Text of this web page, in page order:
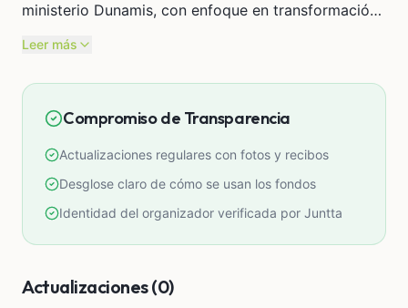
ministerio Dunamis, con enfoque en transformación
formando líderes para el cumplimiento de su
la sociedad, la iglesia y las naciones.
Me alegra mucho de que puedas ser parte de estos
pasos de fe que estoy dando en prepararme para
dar gloria y servicio a Dios en los lugares a donde El
multiplique lo que estas sembrando en gran manera.
Leer más
Compromiso de Transparencia
Actualizaciones regulares con fotos y recibos
Desglose claro de cómo se usan los fondos
Identidad del organizador verificada por Juntta
Actualizaciones (0)